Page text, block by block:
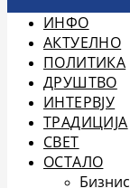
ИНФО
АКТУЕЛНО
ПОЛИТИКА
ДРУШТВО
ИНТЕРВЈУ
ТРАДИЦИЈА
СВЕТ
ОСТАЛО
Бизнис